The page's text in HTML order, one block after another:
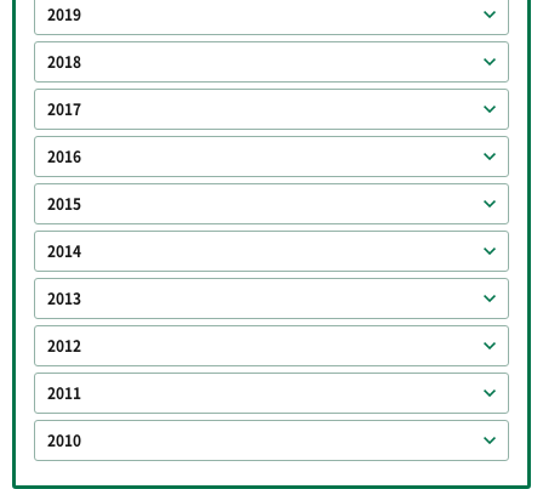
2019
2018
2017
2016
2015
2014
2013
2012
2011
2010